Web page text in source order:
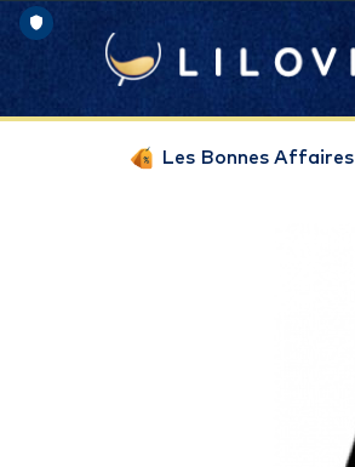
Les Bonnes Affaires